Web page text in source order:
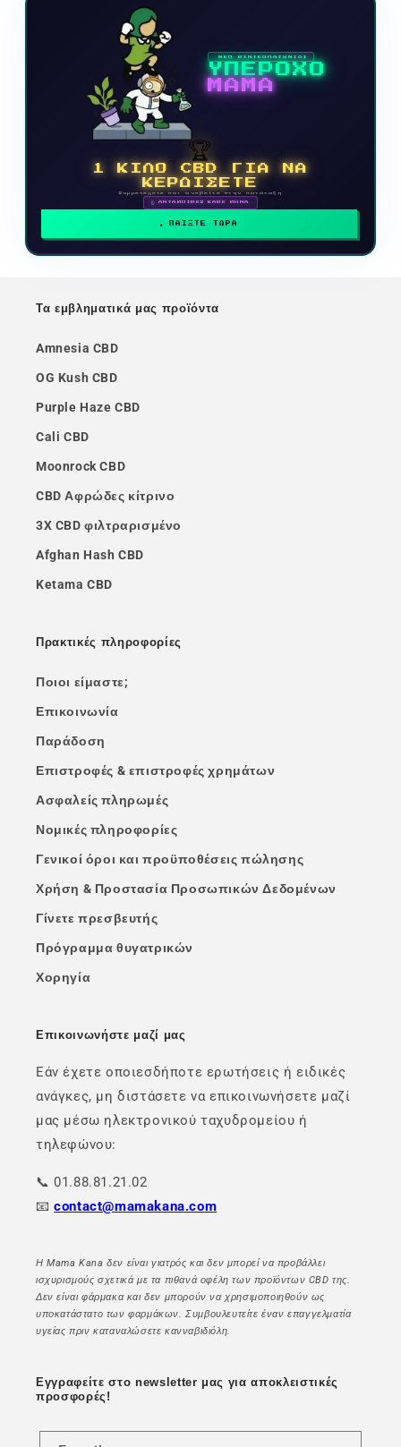
ΝΕΟ ΒΙΝΤΕΟΠΑΙΧΝΙΔΙ
ΥΠΕΡΟΧΟ
ΜΑΜΑ
🏆
1 ΚΙΛΟ CBD ΓΙΑ ΝΑ
ΚΕΡΔΙΣΕΤΕ
Συμμετέχετε και ανεβείτε στην κατάταξη
🗓 ΑΝΤΑΜΟΙΒΕΣ ΚΑΘΕ ΜΗΝΑ
ΠΑΙΞΤΕ ΤΩΡΑ
Τα εμβληματικά μας προϊόντα
Amnesia CBD
OG Kush CBD
Purple Haze CBD
Cali CBD
Moonrock CBD
CBD Αφρώδες κίτρινο
3X CBD φιλτραρισμένο
Afghan Hash CBD
Ketama CBD
Πρακτικές πληροφορίες
Ποιοι είμαστε;
Επικοινωνία
Παράδοση
Επιστροφές & επιστροφές χρημάτων
Ασφαλείς πληρωμές
Νομικές πληροφορίες
Γενικοί όροι και προϋποθέσεις πώλησης
Χρήση & Προστασία Προσωπικών Δεδομένων
Γίνετε πρεσβευτής
Πρόγραμμα θυγατρικών
Χορηγία
Επικοινωνήστε μαζί μας
Εάν έχετε οποιεσδήποτε ερωτήσεις ή ειδικές
ανάγκες, μη διστάσετε να επικοινωνήσετε μαζί
μας μέσω ηλεκτρονικού ταχυδρομείου ή
τηλεφώνου:
📞 01.88.81.21.02
📧contact@mamakana.com
Η Mama Kana δεν είναι γιατρός και δεν μπορεί να προβάλλει
ισχυρισμούς σχετικά με τα πιθανά οφέλη των προϊόντων CBD της.
Δεν είναι φάρμακα και δεν μπορούν να χρησιμοποιηθούν ως
υποκατάστατο των φαρμάκων. Συμβουλευτείτε έναν επαγγελματία
υγείας πριν καταναλώσετε κανναβιδιόλη.
Εγγραφείτε στο newsletter μας για αποκλειστικές
προσφορές!